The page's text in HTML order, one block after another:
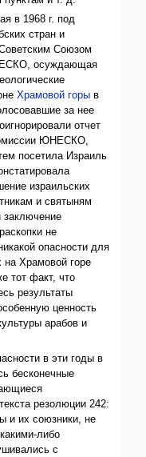
в 1968 г. под
стран и
Союзом
осуждающая
Храмовой горы в
за нее
отчет
ЮНЕСКО,
посетила Израиль
израильских
и святыням
заключение
не
опасности для
на Храмовой горе
тот факт, что
результаты
ценность
арабов и
в эти годы в
бесконечные
резолюции 242:
и их союзники, не
либо
с